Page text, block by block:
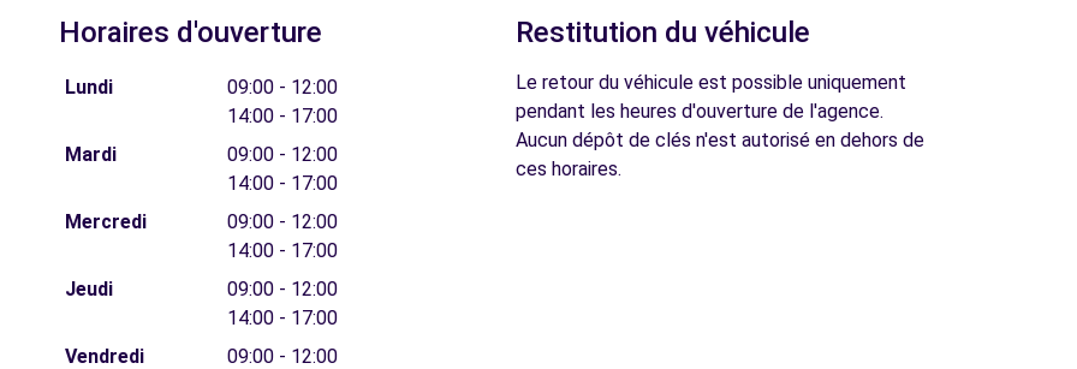
Horaires d'ouverture
Lundi
09:00 - 12:00
14:00 - 17:00
Mardi
09:00 - 12:00
14:00 - 17:00
Mercredi
09:00 - 12:00
14:00 - 17:00
Jeudi
09:00 - 12:00
14:00 - 17:00
Vendredi
09:00 - 12:00
Restitution du véhicule
Le retour du véhicule est possible uniquement
pendant les heures d'ouverture de l'agence.
Aucun dépôt de clés n'est autorisé en dehors de
ces horaires.